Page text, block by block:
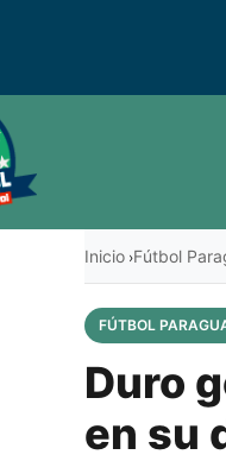
Inicio ›Fútbol
FÚTBOL
Duro
en su